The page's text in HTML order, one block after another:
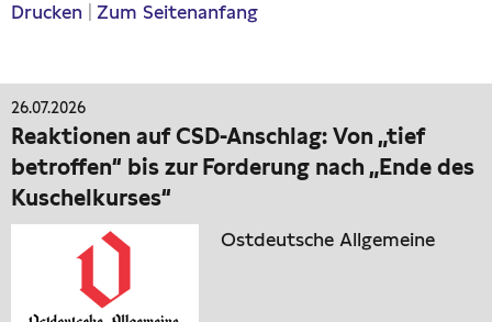
Drucken Zum Seitenanfang
26.07.2026
Reaktionen auf CSD-Anschlag: Von „tief
betroffen“ bis zur Forderung nach „Ende des
Kuschelkurses“
Ostdeutsche Allgemeine